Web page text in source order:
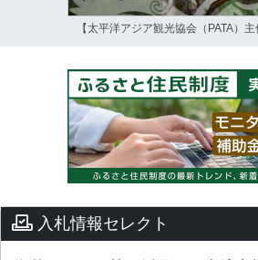
【太平洋アジア観光協会（PATA）主
入札情報セレクト